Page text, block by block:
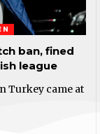
ban, fined
league
Turkey came at